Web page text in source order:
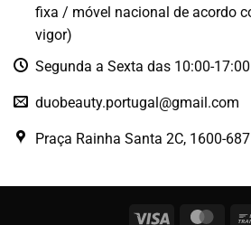
fixa / móvel nacional de acordo
vigor)
Segunda a Sexta das 10:00-17:00
duobeauty.portugal@gmail.com
Praça Rainha Santa 2C, 1600-
Visa